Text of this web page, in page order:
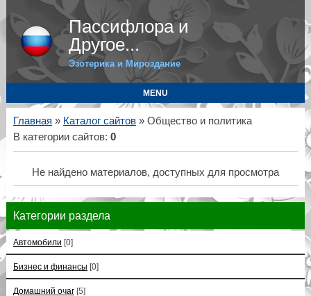
Пассифлора и
Другое...
Эзотерика и Мироздание
MENU
Главная » Каталог сайтов» Общество и политика
В категории сайтов: 0
Не найдено материалов, доступных для просмотра
Категории раздела
Автомобили [0]
Бизнес и финансы [0]
Домашний очаг [5]